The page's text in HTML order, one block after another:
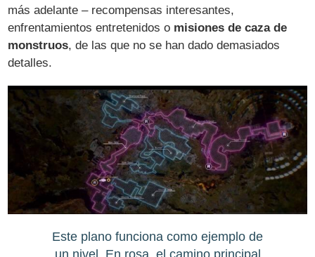
más adelante – recompensas interesantes,
enfrentamientos entretenidos o misiones de caza de
monstruos, de las que no se han dado demasiados
detalles.
Este plano funciona como ejemplo de
un nivel. En rosa, el camino principal